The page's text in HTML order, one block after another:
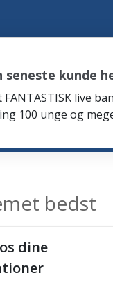
kunde
FANTASTISK live
100 unge og
bedst
dine